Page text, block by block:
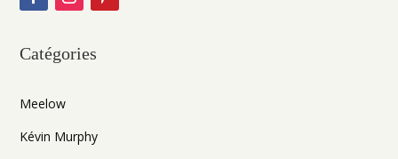
Catégories
Meelow
Kévin Murphy